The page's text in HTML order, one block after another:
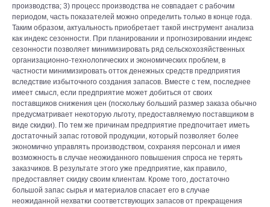
производства; 3) процесс производства не совпадает с рабочим
периодом, часть показателей можно определить только в конце года.
Таким образом, актуальность приобретает такой инструмент анализа
как индекс сезонности. При планировании и прогнозировании индекс
сезонности позволяет минимизировать ряд сельскохозяйственных
организационно-технологических и экономических проблем, в
частности минимизировать отток денежных средств предприятия
вследствие избыточного создания запасов. Вместе с тем, последнее
имеет смысл, если предприятие может добиться от своих
поставщиков снижения цен (поскольку больший размер заказа обычно
предусматривает некоторую льготу, предоставляемую поставщиком в
виде скидки). По тем же причинам предприятие предпочитает иметь
достаточный запас готовой продукции, который позволяет более
экономично управлять производством, сохраняя персонал и имея
возможность в случае неожиданного повышения спроса не терять
заказчиков. В результате этого уже предприятие, как правило,
предоставляет скидку своим клиентам. Кроме того, достаточно
большой запас сырья и материалов спасает его в случае
неожиданной нехватки соответствующих запасов от прекращения